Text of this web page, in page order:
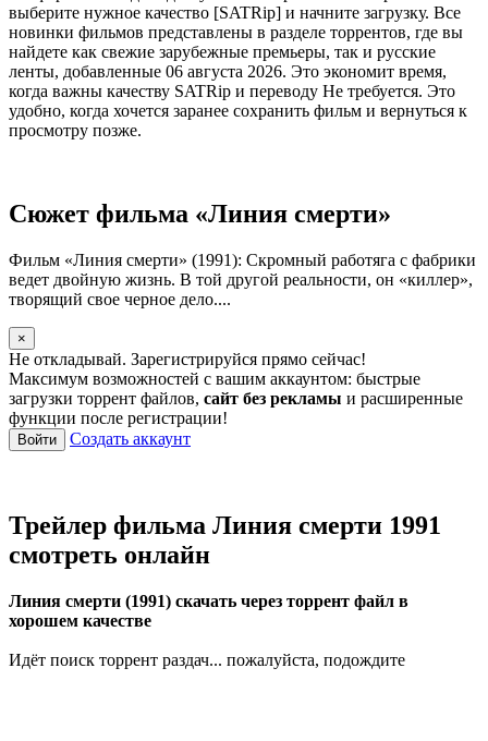
выберите нужное качество [SATRip] и начните загрузку. Все
новинки фильмов представлены в разделе торрентов, где вы
найдете как свежие зарубежные премьеры, так и русские
ленты, добавленные 06 августа 2026. Это экономит время,
когда важны качеству SATRip и переводу Не требуется. Это
удобно, когда хочется заранее сохранить фильм и вернуться к
просмотру позже.
Сюжет фильма «Линия смерти»
Фильм «Линия смерти» (1991): Скромный работяга с фабрики
ведет двойную жизнь. В той другой реальности, он «киллер»,
творящий свое черное дело....
×
Не откладывай. Зарегистрируйся прямо сейчас!
Максимум возможностей с вашим аккаунтом: быстрые
загрузки торрент файлов, сайт без рекламы и расширенные
функции после регистрации!
Войти Создать аккаунт
Трейлер фильма Линия смерти 1991
смотреть онлайн
Линия смерти (1991) скачать через торрент файл в
хорошем качестве
Идёт поиск торрент раздач... пожалуйста, подождите